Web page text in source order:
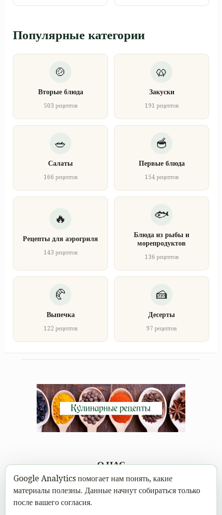
Популярные категории
Вторые блюда
503 рецептов
Закуски
191 рецептов
Салаты
166 рецептов
Первые блюда
154 рецептов
Рецепты для аэрогриля
143 рецептов
Блюда из рыбы и
морепродуктов
136 рецептов
Выпечка
122 рецептов
Десерты
97 рецептов
О НАС
Каждому под силу научиться вкусно готовить, а в
современном мире это можно сделать не выходя из дома.
Google Analytics помогает нам понять, какие
материалы полезны. Данные начнут собираться только
после вашего согласия.